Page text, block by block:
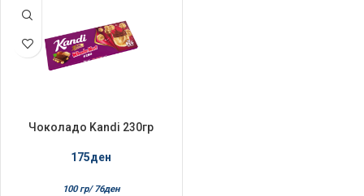
Чоколадо Kandi 230гр
175ден
100 гр/ 76ден